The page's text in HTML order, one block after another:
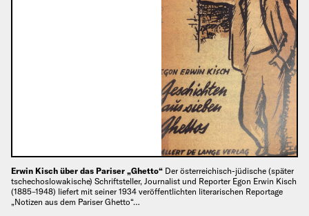
Erwin Kisch über das Pariser „Ghetto“ Der österreichisch-jüdische (später
tschechoslowakische) Schriftsteller, Journalist und Reporter Egon Erwin Kisch
(1885–1948) liefert mit seiner 1934 veröffentlichten literarischen Reportage
„Notizen aus dem Pariser Ghetto“…